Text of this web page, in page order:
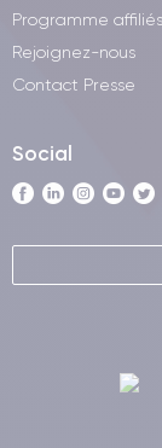
Programme affiliés
Rejoignez-nous
Contact Presse
Social